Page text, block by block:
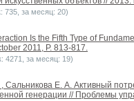
735, за месяц: 20)
Is the Fifth Type of
2011, P. 813-817.
4271, за месяц: 19)
Сальникова Е. А. Активный
генерации // Проблемы